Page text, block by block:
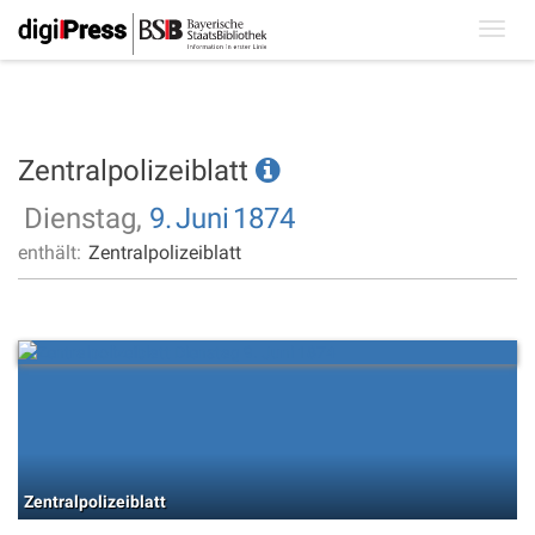
Zentralpolizeiblatt
Dienstag, 9.Juni 1874
enthält: Zentralpolizeiblatt
Zentralpolizeiblatt